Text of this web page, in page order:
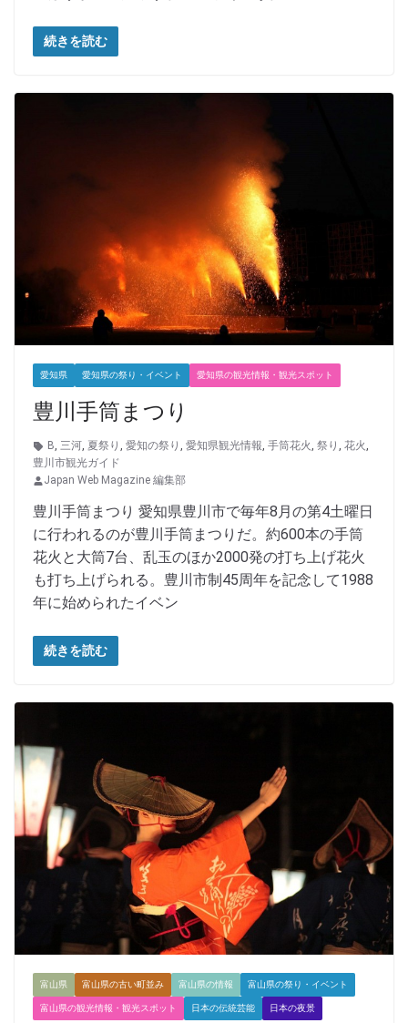
続きを読む
愛知県 愛知県の祭り・イベント 愛知県の観光情報・観光スポット
豊川手筒まつり
B, 三河, 夏祭り , 愛知の祭り , 愛知県観光情報, 手筒花火, 祭り , 花火,
豊川市観光ガイド
Japan Web Magazine 編集部
豊川手筒まつり 愛知県豊川市で毎年8月の第4土曜日
に行われるのが豊川手筒まつりだ。約600本の手筒
花火と大筒7台、乱玉のほか2000発の打ち上げ花火
も打ち上げられる。豊川市制45周年を記念して1988
年に始められたイベン
続きを読む
富山県 富山県の古い町並み 富山県の情報 富山県の祭り・イベント
富山県の観光情報・観光スポット 日本の伝統芸能 日本の夜景